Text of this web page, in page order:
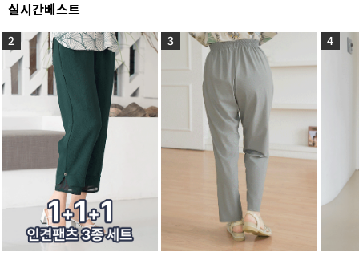
실시간베스트
2 3 4